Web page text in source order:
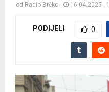
od Radio Brčko 16.04.2025 -
PODIJELI 0